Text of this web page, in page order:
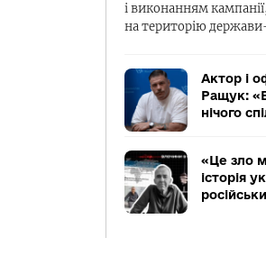
і виконанням
на територію
Актор і
Ращук:
нічого
«Це зло
історія